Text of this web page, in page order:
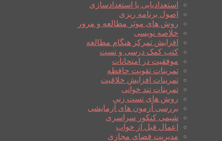
استعدادیابی یا استعدادسازی
اصول برنامه ریزی
روش های موثر مطالعه و مرور
خلاصه نویسی
افزایش تمرکز هنگام مطالعه
کتب کمک درسی و تست
موفقیت در امتحانات
تمرینات تقویت حافظه
تمرینات افزایش خلاقیت
تمرینات تند خوانی
روش های تست زنی
بررسی آزمون های آزمایشی
شیمی کنکور سراسری
اعمال قبل از خواب
مدیریت فضای مجازی